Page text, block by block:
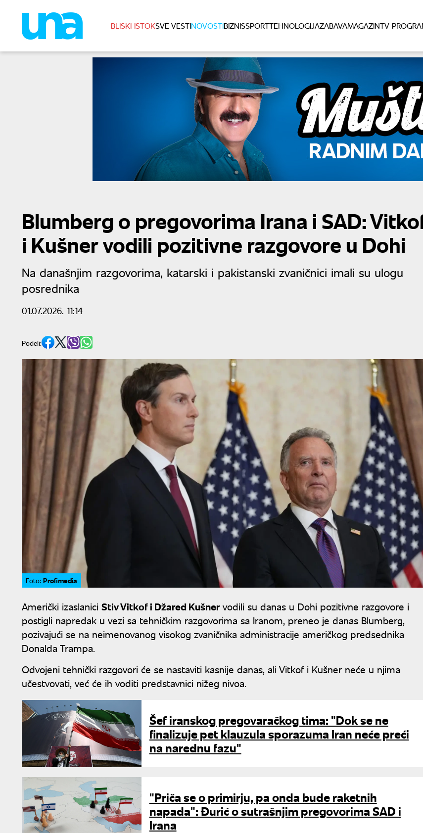
BLISKI ISTOKSVE VESTINOVOSTIBIZNISSPORTTEHNOLOGIJAZABAVAMAGAZINTV
Blumberg o pregovorima Irana i SAD:
i Kušner vodili pozitivne razgovore u Dohi
Na današnjim razgovorima, katarski i pakistanski zvaničnici imali su ulogu
posrednika
01.07.2026. 11:14
Podeli:
Foto: Profimedia
Američki izaslanici Stiv Vitkof i Džared Kušnervodili su danas u Dohi pozitivne razgovore i
postigli napredak u vezi sa tehničkim razgovorima sa Iranom, preneo je danas Blumberg,
pozivajući se na neimenovanog visokog zvaničnika administracije američkog predsednika
Donalda Trampa.
Odvojeni tehnički razgovori će se nastaviti kasnije danas, ali Vitkof i Kušner neće u njima
učestvovati, već će ih voditi predstavnici nižeg nivoa.
Šef iranskog pregovaračkog tima: "Dok se ne
finalizuje pet klauzula sporazuma Iran neće preći
na narednu fazu"
"Priča se o primirju, pa onda bude raketnih
napada": Đurić o sutrašnjim pregovorima SAD i
Irana